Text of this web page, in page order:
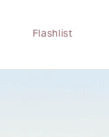
Flashlist